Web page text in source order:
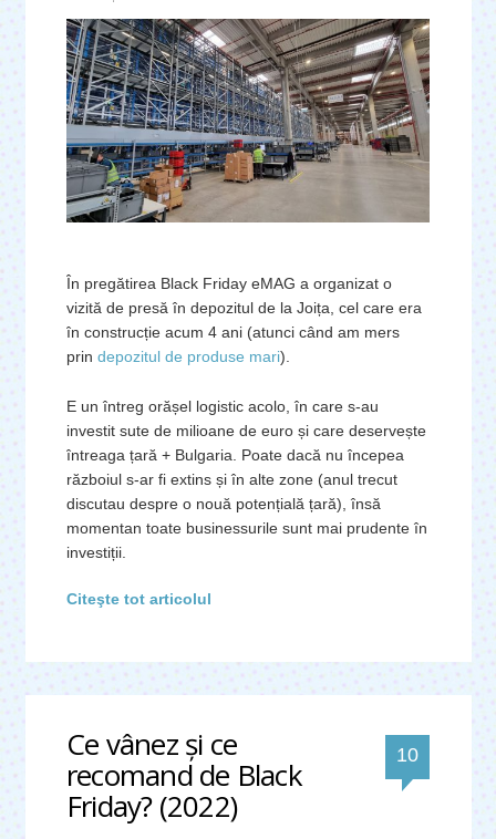
În pregătirea Black Friday eMAG a organizat o
vizită de presă în depozitul de la Joița, cel care era
în construcție acum 4 ani (atunci când am mers
prin depozitul de produse mari).
E un întreg orășel logistic acolo, în care s-au
investit sute de milioane de euro și care deservește
întreaga țară + Bulgaria. Poate dacă nu începea
războiul s-ar fi extins și în alte zone (anul trecut
discutau despre o nouă potențială țară), însă
momentan toate businessurile sunt mai prudente în
investiții.
Citeşte tot articolul
Ce vânez şi ce
recomand de Black
Friday? (2022)
10